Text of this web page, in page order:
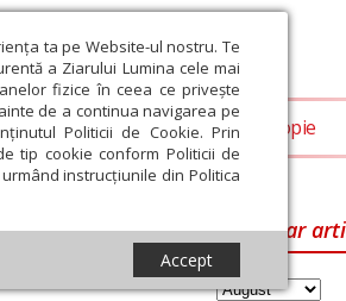
ta pe Website-ul nostru. Te
a Ziarului Lumina cele mai
fizice în ceea ce privește
de a continua navigarea pe
Politicii de Cookie. Prin
tip cookie conform Politicii de
instrucțiunile din Politica
Accept
Opinii Filantropie
Calendar